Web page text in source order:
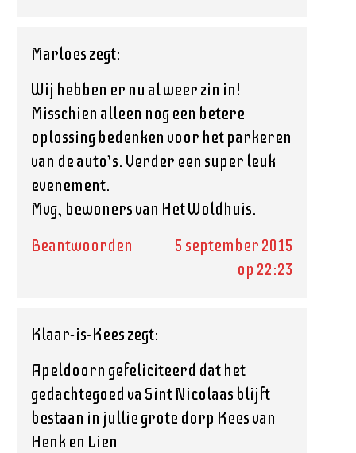
Marloeszegt:
Wij hebben er nu al weer zin in!
Misschien alleen nog een betere
oplossing bedenken voor het parkeren
van de auto’s. Verder een super leuk
evenement.
Mvg, bewoners van Het Woldhuis.
Beantwoorden
5 september 2015
op 22:23
Klaar-is-Keeszegt:
Apeldoorn gefeliciteerd dat het
gedachtegoed va Sint Nicolaas blijft
bestaan in jullie grote dorp Kees van
Henk en Lien